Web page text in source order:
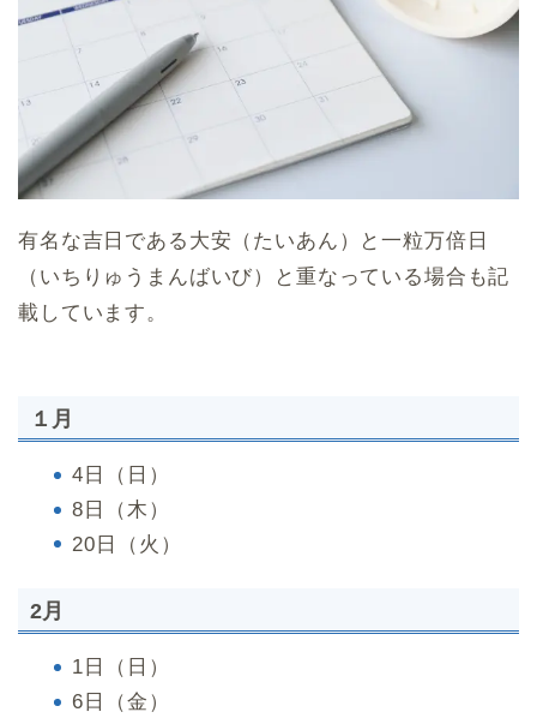
有名な吉日である大安（たいあん）と一粒万倍日
（いちりゅうまんばいび）と重なっている場合も記
載しています。
１月
4日（日）
8日（木）
20日（火）
2月
1日（日）
6日（金）